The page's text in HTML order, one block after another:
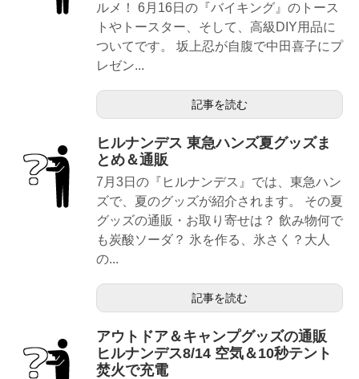
ルメ！ 6月16日の『バイキング』のトース
トやトースター、そして、高級DIY用品に
ついてです。 坂上忍が自腹で中田喜子にプ
レゼン...
記事を読む
ヒルナンデス 東急ハンズ夏グッズま
とめ＆通販
7月3日の『ヒルナンデス』では、東急ハン
ズで、夏のグッズが紹介されます。 その夏
グッズの通販・お取り寄せは？ 飲み物何で
も炭酸ソーダ？ 氷を作る、氷さく？大人
の...
記事を読む
アウトドア＆キャンプグッズの通販
ヒルナンデス8/14 空気＆10秒テント
焚火で充電